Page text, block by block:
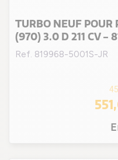
TURBO NEUF POUR
(970) 3.0 D 211 CV -
Ref. 819968-5001S-JR